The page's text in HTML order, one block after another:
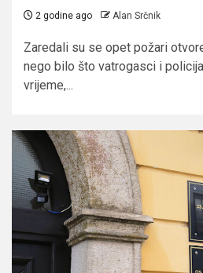
2 godine ago Alan Srčnik
Zaredali su se opet požari
nego bilo što vatrogasci i
vrijeme,...